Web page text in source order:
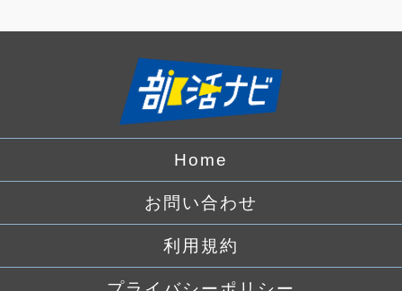
Home
お問い合わせ
利用規約